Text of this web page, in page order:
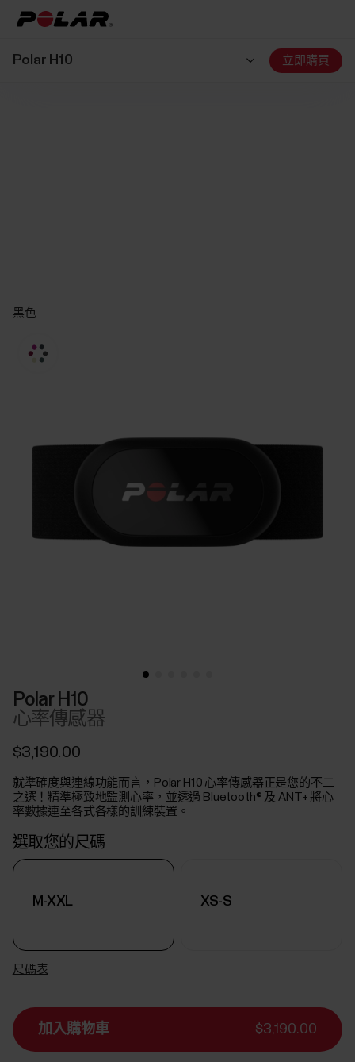
Polar H10 立即購買
黑色
Polar H10
心率傳感器
$3,190.00
就準確度與連線功能而言，Polar H10 心率傳感器正是您的不二
之選！精準極致地監測心率，並透過 Bluetooth® 及 ANT+ 將心
率數據連至各式各樣的訓練裝置。
選取您的尺碼
M-XXL XS-S
尺碼表
加入購物車 $3,190.00